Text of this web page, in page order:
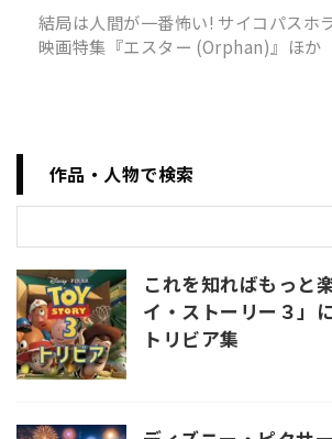
ることで映画がより一層楽しめ
る情報が盛りだくさん！今回
は、「トイ・ストーリー３」に
体のあらすじ 「トイ・ストーリ
結局は人間が一番怖い! サイコパスホ
映画特集『エスター (Orphan)』ほか
作品・人物で検索
これを知ればもっと
イ・ストーリー３」
トリビア集